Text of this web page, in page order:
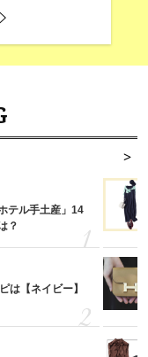
テル手土産」14
？
は【ネイビー】